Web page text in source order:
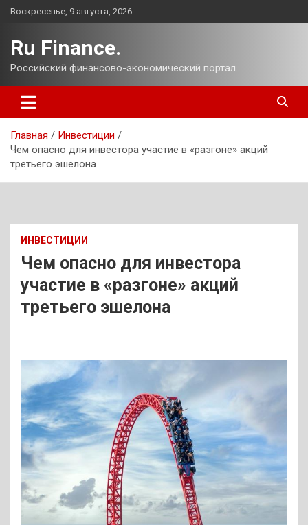
Перейти
Воскресенье, 9 августа, 2026
Ru Finance.
Российский финансово-экономический портал.
Главная
Инвестиции
Чем опасно для инвестора участие в «разгоне» акций
третьего эшелона
ИНВЕСТИЦИИ
Чем опасно для инвестора
участие в «разгоне» акций
третьего эшелона